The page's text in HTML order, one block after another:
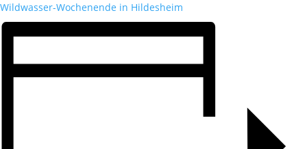
Wildwasser-Wochenende in Hildesheim